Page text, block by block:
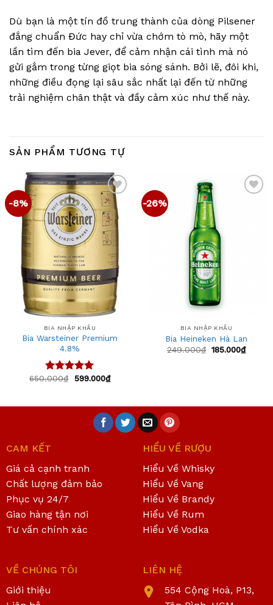
Dù bạn là một tín đồ trung thành của dòng Pilsener
đắng chuẩn Đức hay chỉ vừa chớm tò mò, hãy một
lần tìm đến bia Jever, để cảm nhận cái tình mà nó
gửi gắm trong từng giọt bia sóng sánh. Bởi lẽ, đôi khi,
những điều đọng lại sâu sắc nhất lại đến từ những
trải nghiệm chân thật và đầy cảm xúc như thế này.
SẢN PHẨM TƯƠNG TỰ
-8%
Add
to
wishlist
BIA NHẬP KHẨU
Bia Warsteiner Premium
4.8%
Được xếp
650.000₫ 599.000₫
-26%
BIA NHẬP KHẨU
Bia Heineken Hà Lan
249.000₫ 185.000₫
CAM KẾT
Giá cả cạnh tranh
Chất lượng đảm bảo
Phục vụ 24/7
Giao hàng tận nơi
Tư vấn chính xác
HIỂU VỀ RƯỢU
Hiểu Về Whisky
Hiểu Về Vang
Hiểu Về Brandy
Hiểu Về Rum
Hiểu Về Vodka
VỀ CHÚNG TÔI
Giới thiệu
LIÊN HỆ
554 Cộng Hoà, P13,